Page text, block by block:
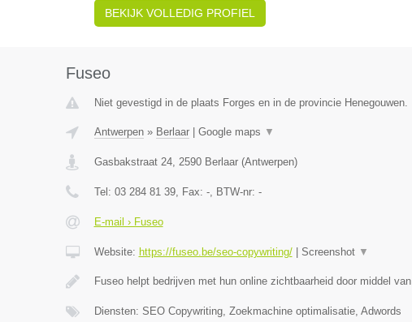
BEKIJK VOLLEDIG PROFIEL
Fuseo
Niet gevestigd in de plaats Forges en in de provincie Henegouwen.
Antwerpen» Berlaar| Google maps ▼
Gasbakstraat 24, 2590 Berlaar(Antwerpen)
Tel: 03 284 81 39, Fax: -, BTW-nr: -
E-mail › Fuseo
Website: https://fuseo.be/seo-copywriting/| Screenshot ▼
Fuseo helpt bedrijven met hun online zichtbaarheid door middel van
Diensten: SEO Copywriting, Zoekmachine optimalisatie, Adwords